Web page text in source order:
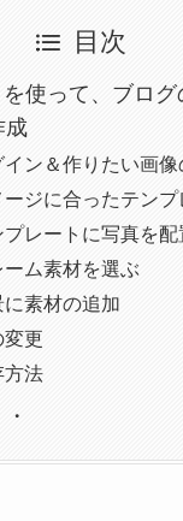
目次
を使って、ブロ
成
イン＆作りたい画
ージに合ったテン
プレートに写真を配
ーム素材を選ぶ
に素材の追加
変更
方法